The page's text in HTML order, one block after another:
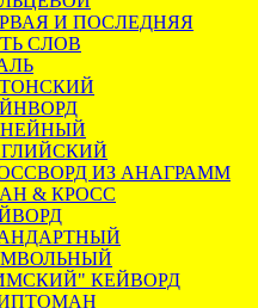
И ПОСЛЕДНЯЯ
СЛОВ
ИЗ АНАГРАММ
& КРОСС
КЕЙВОРД